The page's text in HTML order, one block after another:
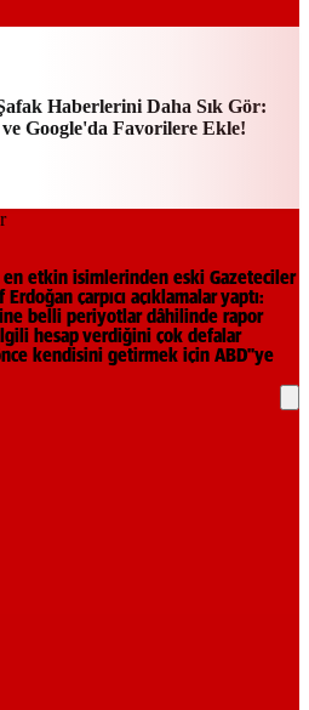
Haberlerini Daha Sık Gör:
Google'da Favorilere Ekle!
etkin isimlerinden eski Gazeteciler
çarpıcı açıklamalar yaptı:
belli periyotlar dâhilinde rapor
hesap verdiğini çok defalar
kendisini getirmek için ABD''ye